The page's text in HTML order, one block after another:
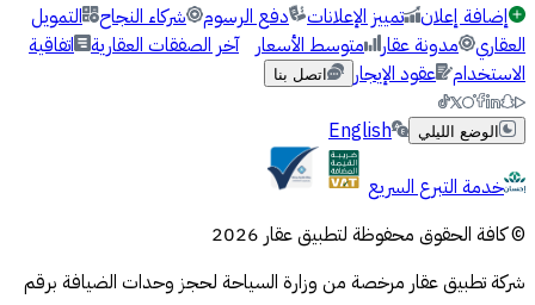
إضافة إعلان تمييز الإعلانات دفع الرسوم شركاء النجاح
التمويل
العقاري
مدونة عقار متوسط الأسعار آخر الصفقات العقارية
اتفاقية
الاستخدام عقود الإيجار اتصل بنا
الوضع الليلي
English
خدمة التبرع السريع
© كافة الحقوق محفوظة لتطبيق عقار 2026
شركة تطبيق عقار مرخصة من وزارة السياحة لحجز وحدات الضيافة برقم